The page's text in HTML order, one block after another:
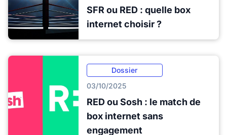
SFR ou RED : quelle box
internet choisir ?
Dossier
03/10/2025
RED ou Sosh : le match de
box internet sans
engagement